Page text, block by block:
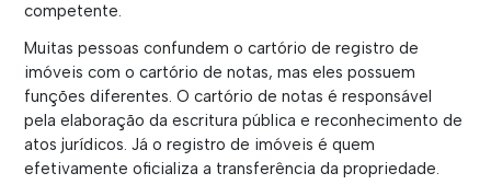
competente.
Muitas pessoas confundem o cartório de registro de
imóveis com o cartório de notas, mas eles possuem
funções diferentes. O cartório de notas é responsável
pela elaboração da escritura pública e reconhecimento de
atos jurídicos. Já o registro de imóveis é quem
efetivamente oficializa a transferência da propriedade.